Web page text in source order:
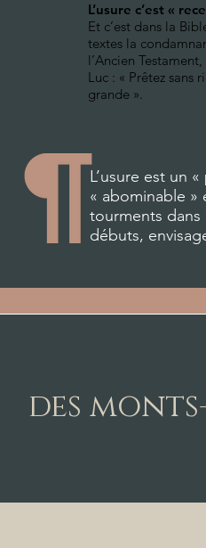
L’usure c’est «
Et c’est dans la
textes la
l’Ancien
Luc : « Prêtez sans
grande ».
L’usure est un
« abominable
tourments dans
débuts,
des